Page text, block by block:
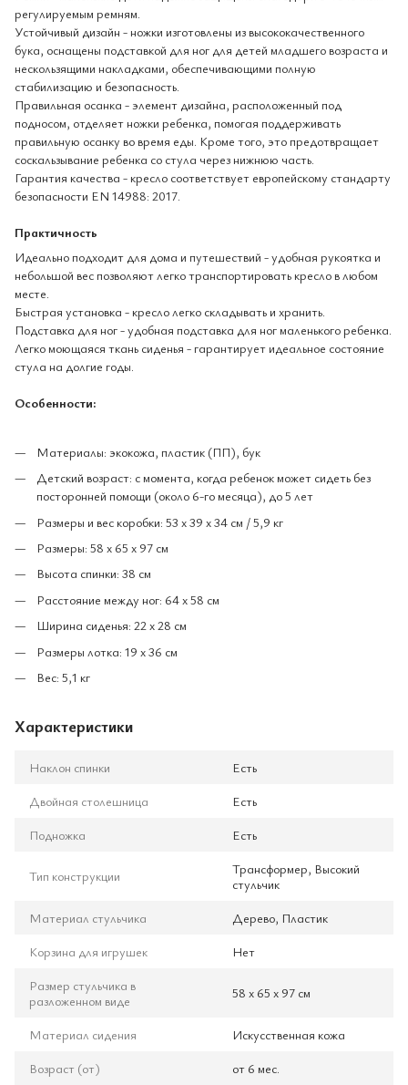
регулируемым ремням.
Устойчивый дизайн - ножки изготовлены из высококачественного
бука, оснащены подставкой для ног для детей младшего возраста и
нескользящими накладками, обеспечивающими полную
стабилизацию и безопасность.
Правильная осанка - элемент дизайна, расположенный под
подносом, отделяет ножки ребенка, помогая поддерживать
правильную осанку во время еды. Кроме того, это предотвращает
соскальзывание ребенка со стула через нижнюю часть.
Гарантия качества - кресло соответствует европейскому стандарту
безопасности EN 14988: 2017.
Практичность
Идеально подходит для дома и путешествий - удобная рукоятка и
небольшой вес позволяют легко транспортировать кресло в любом
месте.
Быстрая установка - кресло легко складывать и хранить.
Подставка для ног - удобная подставка для ног маленького ребенка.
Легко моющаяся ткань сиденья - гарантирует идеальное состояние
стула на долгие годы.
Особенности:
Материалы: экокожа, пластик (ПП), бук
Детский возраст: с момента, когда ребенок может сидеть без
посторонней помощи (около 6-го месяца), до 5 лет
Размеры и вес коробки: 53 х 39 х 34 см / 5,9 кг
Размеры: 58 х 65 х 97 см
Высота спинки: 38 см
Расстояние между ног: 64 х 58 см
Ширина сиденья: 22 х 28 см
Размеры лотка: 19 х 36 см
Вес: 5,1 кг
Характеристики
Наклон спинки
Есть
Двойная столешница
Есть
Подножка
Есть
Тип конструкции
Трансформер, Высокий
стульчик
Материал стульчика
Дерево, Пластик
Корзина для игрушек
Нет
Размер стульчика в
разложенном виде
58 х 65 х 97 см
Материал сидения
Искусственная кожа
Возраст (от)
от 6 мес.